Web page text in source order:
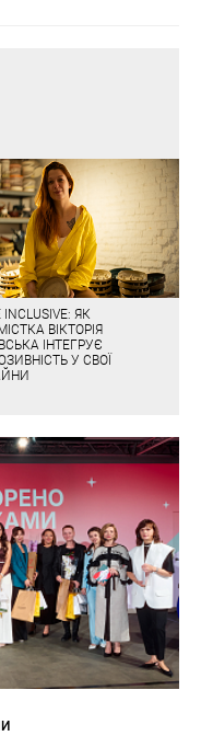
INCLUSIVE: ЯК
ВІКТОРІЯ
ІНТЕГРУЄ
У СВОЇ